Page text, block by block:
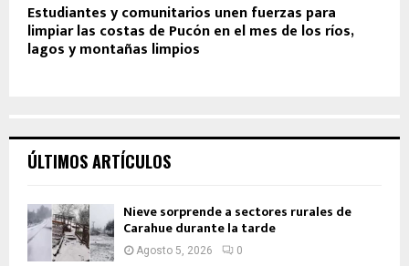
Estudiantes y comunitarios unen fuerzas para
limpiar las costas de Pucón en el mes de los ríos,
lagos y montañas limpios
ÚLTIMOS ARTÍCULOS
Nieve sorprende a sectores rurales de
Carahue durante la tarde
Agosto 5, 2026 0